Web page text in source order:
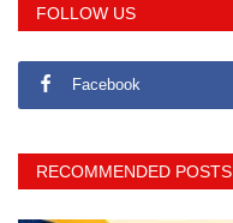
FOLLOW US
Facebook
RECOMMENDED POSTS